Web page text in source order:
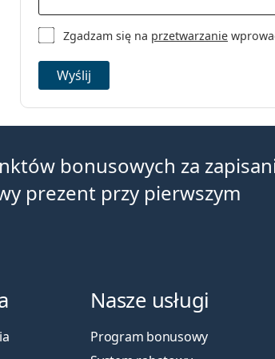
Zgadzam się na przetwarzanie
Wyślij
bonusowych za
prezent przy pierwszym
Nasze usługi
Program bonusowy